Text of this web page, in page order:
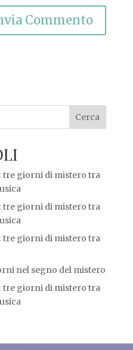
Cerca
tre giorni di mistero tra
tre giorni di mistero tra
tre giorni di mistero tra
nel segno del mistero
tre giorni di mistero tra